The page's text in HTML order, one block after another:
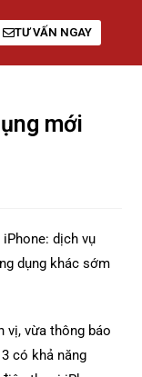
TƯ VẤN NGAY
mới
dịch vụ
dụng khác sớm
vị, vừa thông báo
có khả năng